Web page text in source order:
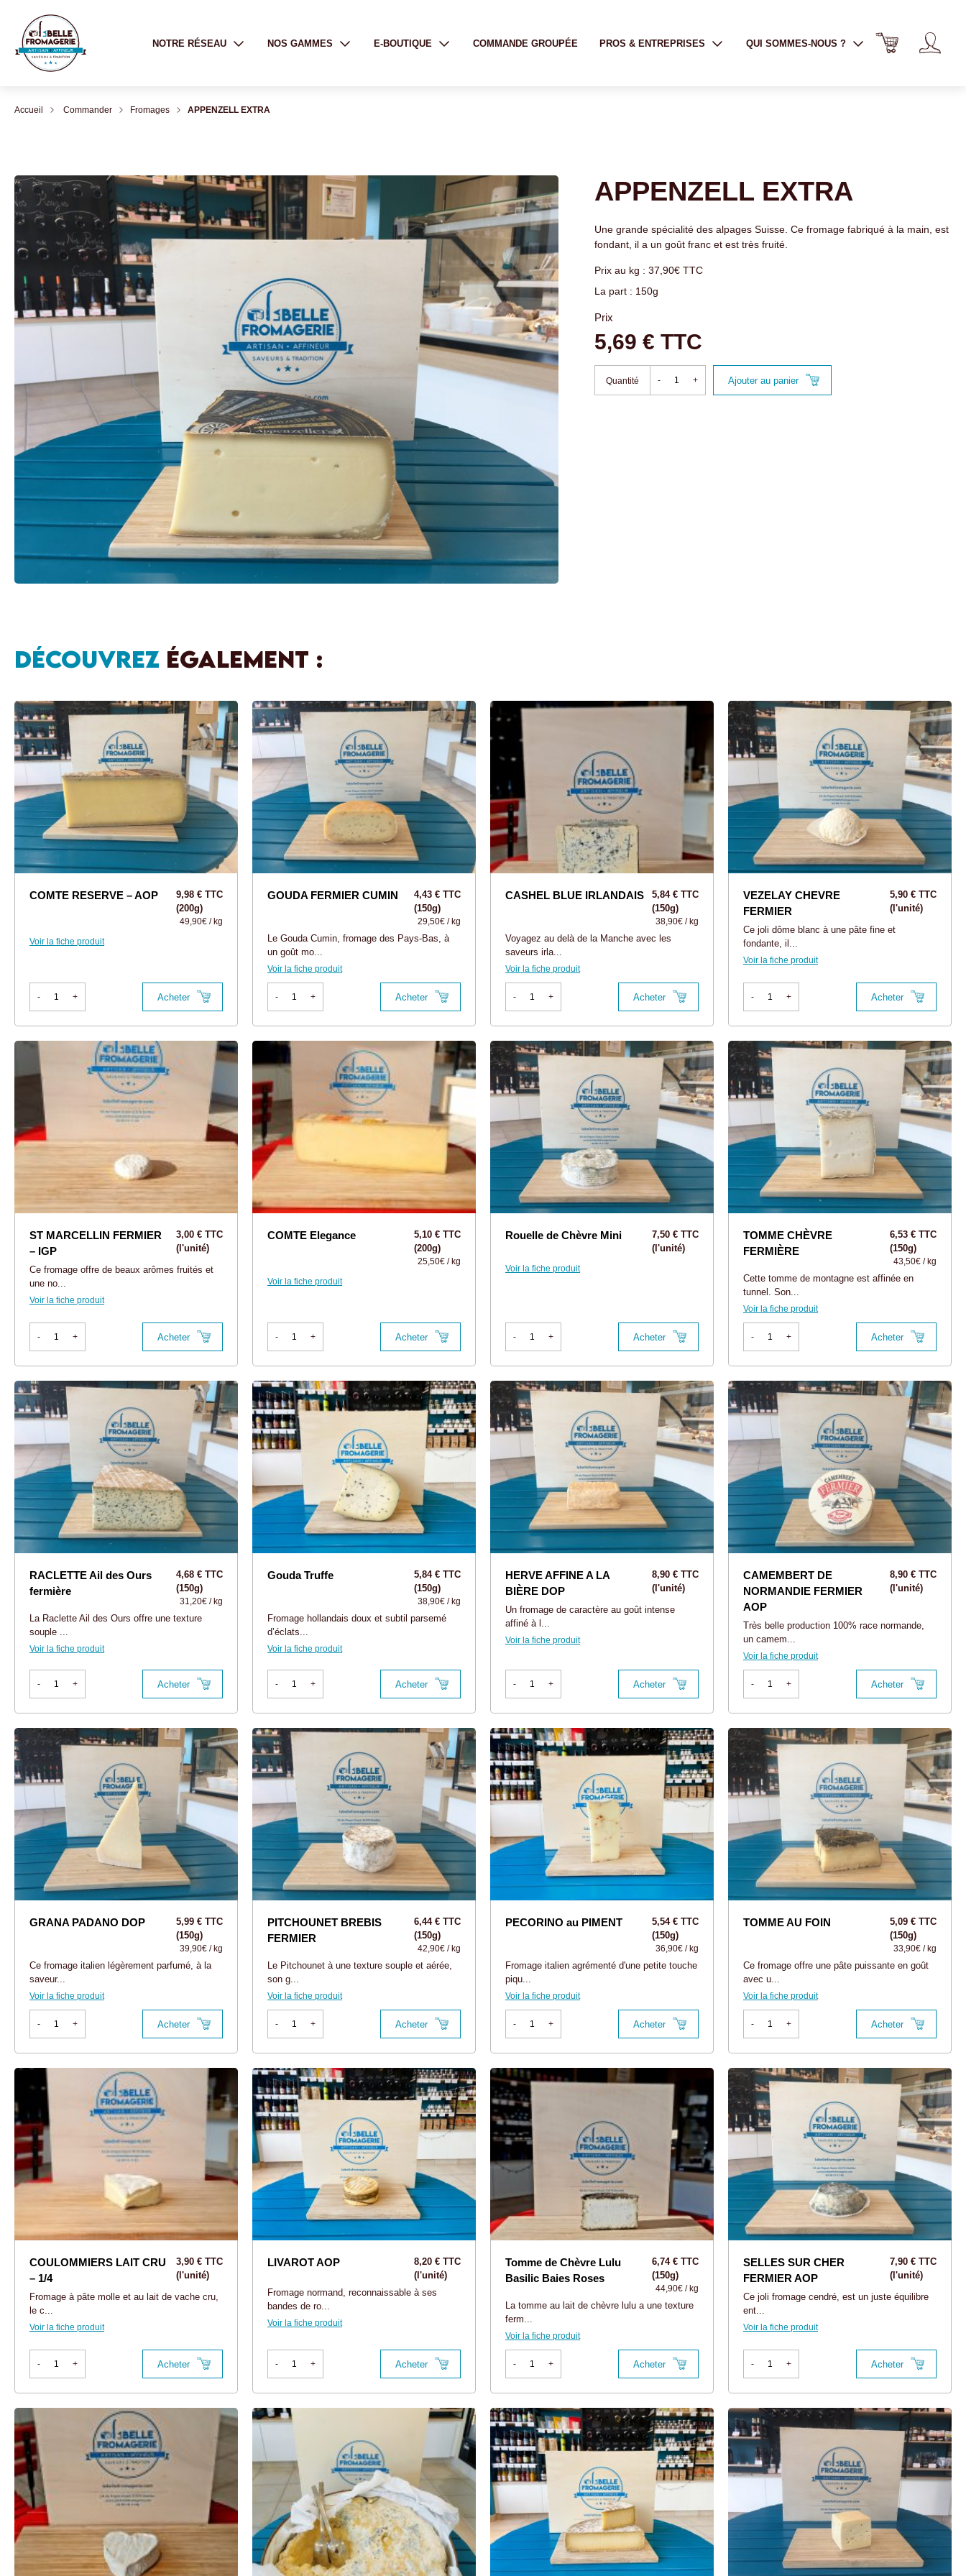
NOTRE RÉSEAU NOS GAMMES E-BOUTIQUE COMMANDE GROUPÉE PROS & ENTREPRISES QUI SOMMES-NOUS ?
Accueil Commander Fromages APPENZELL EXTRA
APPENZELL EXTRA
Une grande spécialité des alpages Suisse. Ce fromage fabriqué à la main, est
fondant, il a un goût franc et est très fruité.
Prix au kg : 37,90€ TTC
La part : 150g
Prix
5,69 € TTC
Quantité - + Ajouter au panier
DÉCOUVREZ ÉGALEMENT :
COMTE RESERVE – AOP
9,98 € TTC
(200g)
49,90€ / kg
Voir la fiche produit
- + Acheter
GOUDA FERMIER CUMIN
4,43 € TTC
(150g)
29,50€ / kg
Le Gouda Cumin, fromage des Pays-Bas, à
un goût mo...
Voir la fiche produit
- + Acheter
CASHEL BLUE IRLANDAIS
5,84 € TTC
(150g)
38,90€ / kg
Voyagez au delà de la Manche avec les
saveurs irla...
Voir la fiche produit
- + Acheter
VEZELAY CHEVRE
FERMIER
5,90 € TTC
(l'unité)
Ce joli dôme blanc à une pâte fine et
fondante, il...
Voir la fiche produit
- + Acheter
ST MARCELLIN FERMIER
– IGP
3,00 € TTC
(l'unité)
Ce fromage offre de beaux arômes fruités et
une no...
Voir la fiche produit
- + Acheter
COMTE Elegance
5,10 € TTC
(200g)
25,50€ / kg
Voir la fiche produit
- + Acheter
Rouelle de Chèvre Mini
7,50 € TTC
(l'unité)
Voir la fiche produit
- + Acheter
TOMME CHÈVRE
FERMIÈRE
6,53 € TTC
(150g)
43,50€ / kg
Cette tomme de montagne est affinée en
tunnel. Son...
Voir la fiche produit
- + Acheter
RACLETTE Ail des Ours
fermière
4,68 € TTC
(150g)
31,20€ / kg
La Raclette Ail des Ours offre une texture
souple ...
Voir la fiche produit
- + Acheter
Gouda Truffe
5,84 € TTC
(150g)
38,90€ / kg
Fromage hollandais doux et subtil parsemé
d’éclats...
Voir la fiche produit
- + Acheter
HERVE AFFINE A LA
BIÈRE DOP
8,90 € TTC
(l'unité)
Un fromage de caractère au goût intense
affiné à l...
Voir la fiche produit
- + Acheter
CAMEMBERT DE
NORMANDIE FERMIER
AOP
8,90 € TTC
(l'unité)
Très belle production 100% race normande,
un camem...
Voir la fiche produit
- + Acheter
GRANA PADANO DOP
5,99 € TTC
(150g)
39,90€ / kg
Ce fromage italien légèrement parfumé, à la
saveur...
Voir la fiche produit
- + Acheter
PITCHOUNET BREBIS
FERMIER
6,44 € TTC
(150g)
42,90€ / kg
Le Pitchounet à une texture souple et aérée,
son g...
Voir la fiche produit
- + Acheter
PECORINO au PIMENT
5,54 € TTC
(150g)
36,90€ / kg
Fromage italien agrémenté d'une petite touche
piqu...
Voir la fiche produit
- + Acheter
TOMME AU FOIN
5,09 € TTC
(150g)
33,90€ / kg
Ce fromage offre une pâte puissante en goût
avec u...
Voir la fiche produit
- + Acheter
COULOMMIERS LAIT CRU
– 1/4
3,90 € TTC
(l'unité)
Fromage à pâte molle et au lait de vache cru,
le c...
Voir la fiche produit
- + Acheter
LIVAROT AOP
8,20 € TTC
(l'unité)
Fromage normand, reconnaissable à ses
bandes de ro...
Voir la fiche produit
- + Acheter
Tomme de Chèvre Lulu
Basilic Baies Roses
6,74 € TTC
(150g)
44,90€ / kg
La tomme au lait de chèvre lulu a une texture
ferm...
Voir la fiche produit
- + Acheter
SELLES SUR CHER
FERMIER AOP
7,90 € TTC
(l'unité)
Ce joli fromage cendré, est un juste équilibre
ent...
Voir la fiche produit
- + Acheter